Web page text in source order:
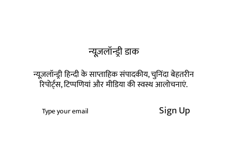
न्यूज़लॉन्ड्री डाक
न्यूज़लॉन्ड्री हिन्दी के साप्ताहिक संपादकीय, चुनिंदा बेहतरीन
रिपोर्ट्स, टिप्पणियां और मीडिया की स्वस्थ आलोचनाएं.
Sign Up